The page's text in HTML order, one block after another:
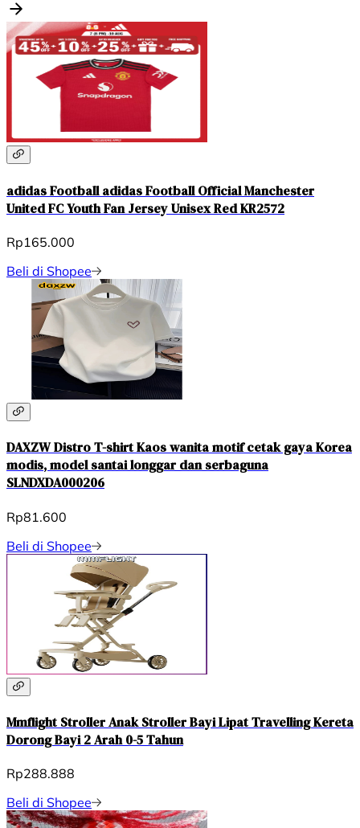
adidas Football adidas Football Official Manchester
United FC Youth Fan Jersey Unisex Red KR2572
Rp165.000
Beli di Shopee
DAXZW Distro T-shirt Kaos wanita motif cetak gaya Korea
modis, model santai longgar dan serbaguna
SLNDXDA000206
Rp81.600
Beli di Shopee
Mmflight Stroller Anak Stroller Bayi Lipat Travelling Kereta
Dorong Bayi 2 Arah 0-5 Tahun
Rp288.888
Beli di Shopee